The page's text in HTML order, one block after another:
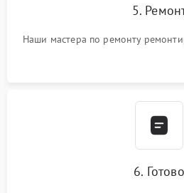
5.
Наши мастера по ремонту
6. Готово